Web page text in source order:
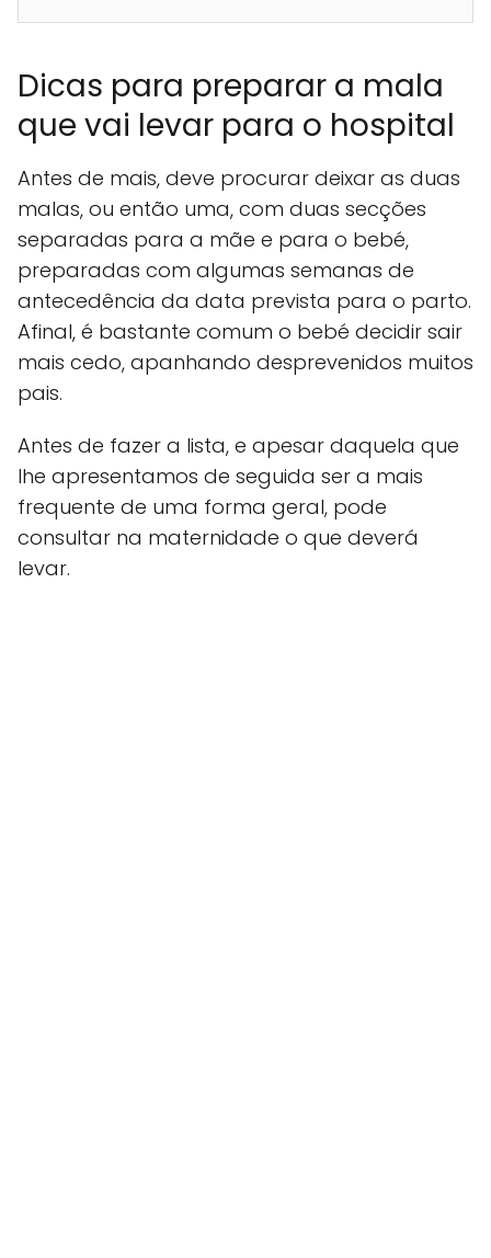
Dicas para preparar a mala
que vai levar para o hospital
Antes de mais, deve procurar deixar as duas
malas, ou então uma, com duas secções
separadas para a mãe e para o bebé,
preparadas com algumas semanas de
antecedência da data prevista para o parto.
Afinal, é bastante comum o bebé decidir sair
mais cedo, apanhando desprevenidos muitos
pais.
Antes de fazer a lista, e apesar daquela que
lhe apresentamos de seguida ser a mais
frequente de uma forma geral, pode
consultar na maternidade o que deverá
levar.